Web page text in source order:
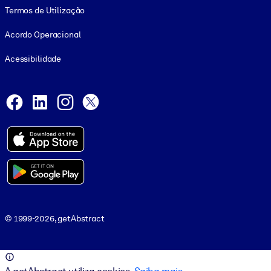
Termos de Utilização
Acordo Operacional
Acessibilidade
Facebook
LinkedInInstagram
© 1999-2026, getAbstract